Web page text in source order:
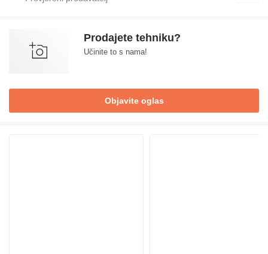
Prodajete tehniku?
Učinite to s nama!
Objavite oglas